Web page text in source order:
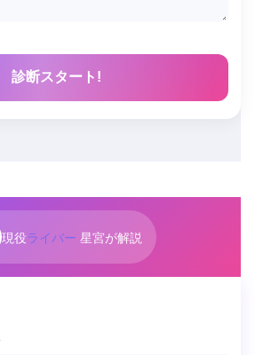
診断スタート!
現役ライバー 星宮が解説